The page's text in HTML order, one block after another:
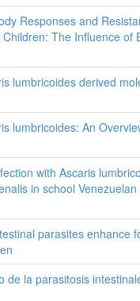
Responses and
Children: The Influence of
lumbricoides derived
lumbricoides: An
with Ascaris
in school
parasites enhance
de la parasitosis